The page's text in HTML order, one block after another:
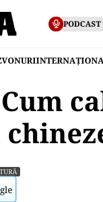
PODCAST